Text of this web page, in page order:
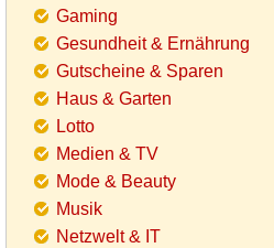
Gaming
Gesundheit & Ernährung
Gutscheine & Sparen
Haus & Garten
Lotto
Medien & TV
Mode & Beauty
Musik
Netzwelt & IT